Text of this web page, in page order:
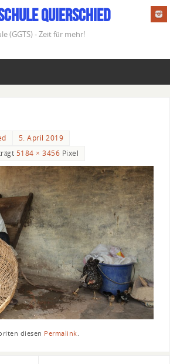
Quierschied
(GGTS) - Zeit für mehr!
5. April 2019
5184 × 3456 Pixel
diesen Permalink